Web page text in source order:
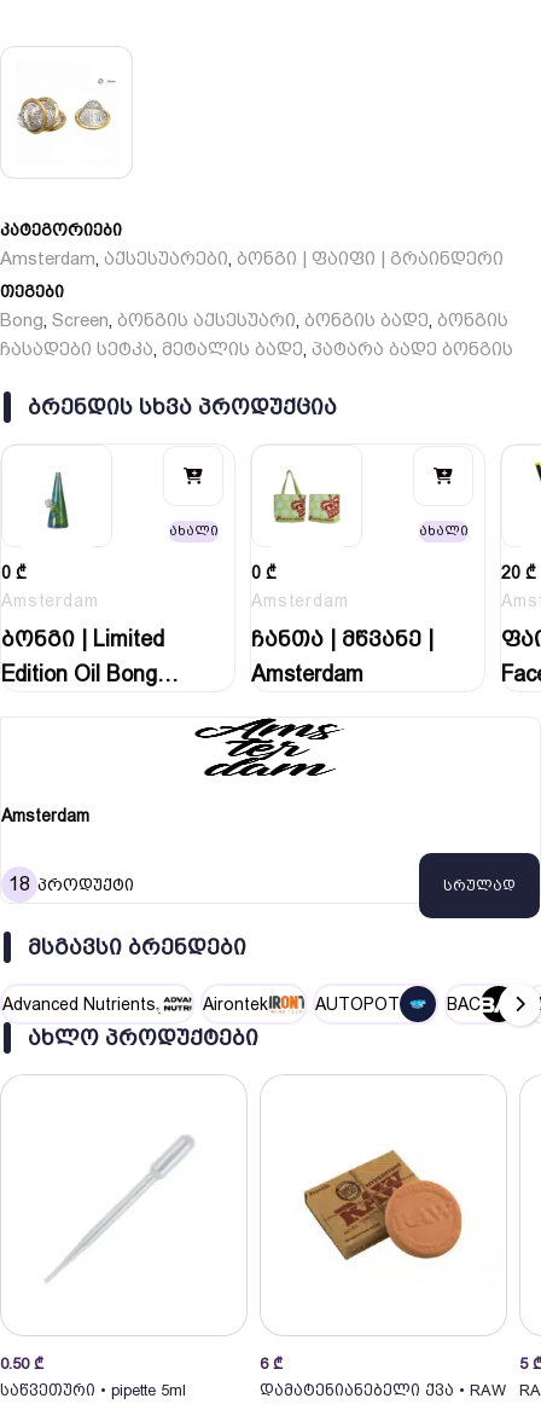
კატეგორიები
Amsterdam, აქსესუარები, ბონგი | ფაიფი | გრაინდერი
თეგები
Bong, Screen, ბონგის აქსესუარი, ბონგის ბადე, ბონგის
ჩასადები სეტკა, მეტალის ბადე, პატარა ბადე ბონგის
ᲑᲠᲔᲜᲓᲘᲡ ᲡᲮᲕᲐ ᲞᲠᲝᲓᲣᲥᲪᲘᲐ
ახალი
0 ₾
Amsterdam
ბონგი | Limited
Edition Oil Bong…
ახალი
0 ₾
Amsterdam
ჩანთა | მწვანე |
Amsterdam
20 ₾
Amsterdam
18 პროდუქტი სრულად
ᲛᲡᲒᲐᲕᲡᲘ ᲑᲠᲔᲜᲓᲔᲑᲘ
Advanced Nutrients Airontek AUTOPOT BAC
ᲐᲮᲚᲝ ᲞᲠᲝᲓᲣᲥᲢᲔᲑᲘ
0.50 ₾
საწვეთური • pipette 5ml
6 ₾
დამატენიანებელი ქვა • RAW
5 ₾